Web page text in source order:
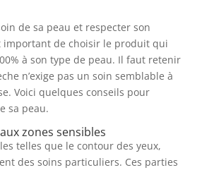
de sa peau et respecter son
de choisir le produit qui
à son type de peau. Il faut retenir
n’exige pas un soin semblable à
Voici quelques conseils pour
sa peau.
zones sensibles
telles que le contour des yeux,
des soins particuliers. Ces parties